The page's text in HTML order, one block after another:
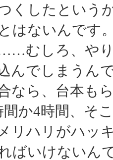
くしたという
はないんです
むしろ、や
んでしまうん
なら、台本も
間か4時間、そ
リハリがハッ
ばいけないん